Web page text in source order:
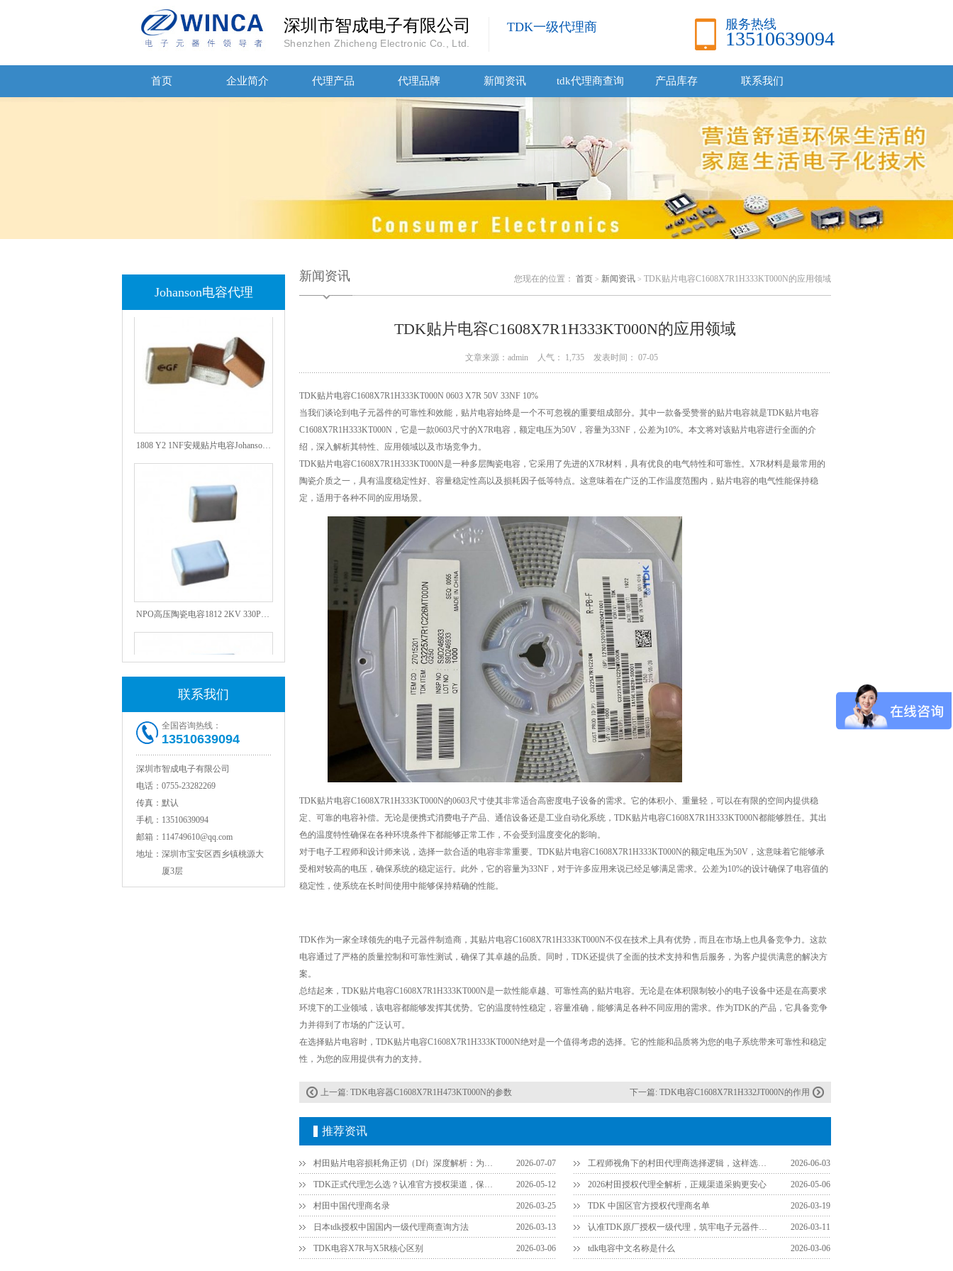
深圳市智成电子有限公司
Shenzhen Zhicheng Electronic Co., Ltd.
TDK一级代理商 服务热线
13510639094
首页 企业简介 代理产品 代理品牌 新闻资讯 tdk代理商查询 产品库存 联系我们
Johanson电容代理
1808 Y2 1NF安规贴片电容Johanson品牌
NPO高压陶瓷电容1812 2KV 330PF 5%精度
联系我们
全国咨询热线：
13510639094
深圳市智成电子有限公司
电话： 0755-23282269
传真： 默认
手机： 13510639094
邮箱： 114749610@qq.com
地址： 深圳市宝安区西乡镇桃源大
厦3层
新闻资讯 您现在的位置： 首页 > 新闻资讯 > TDK贴片电容C1608X7R1H333KT000N的应用领域
TDK贴片电容C1608X7R1H333KT000N的应用领域
文章来源：admin 人气： 1,735 发表时间： 07-05
TDK贴片电容C1608X7R1H333KT000N 0603 X7R 50V 33NF 10%
当我们谈论到电子元器件的可靠性和效能，贴片电容始终是一个不可忽视的重要组成部分。其中一款备受赞誉的贴片电容就是TDK贴片电容
C1608X7R1H333KT000N，它是一款0603尺寸的X7R电容，额定电压为50V，容量为33NF，公差为10%。本文将对该贴片电容进行全面的介
绍，深入解析其特性、应用领域以及市场竞争力。
TDK贴片电容C1608X7R1H333KT000N是一种多层陶瓷电容，它采用了先进的X7R材料，具有优良的电气特性和可靠性。X7R材料是最常用的
陶瓷介质之一，具有温度稳定性好、容量稳定性高以及损耗因子低等特点。这意味着在广泛的工作温度范围内，贴片电容的电气性能保持稳
定，适用于各种不同的应用场景。
TDK贴片电容C1608X7R1H333KT000N的0603尺寸使其非常适合高密度电子设备的需求。它的体积小、重量轻，可以在有限的空间内提供稳
定、可靠的电容补偿。无论是便携式消费电子产品、通信设备还是工业自动化系统，TDK贴片电容C1608X7R1H333KT000N都能够胜任。其出
色的温度特性确保在各种环境条件下都能够正常工作，不会受到温度变化的影响。
对于电子工程师和设计师来说，选择一款合适的电容非常重要。TDK贴片电容C1608X7R1H333KT000N的额定电压为50V，这意味着它能够承
受相对较高的电压，确保系统的稳定运行。此外，它的容量为33NF，对于许多应用来说已经足够满足需求。公差为10%的设计确保了电容值的
稳定性，使系统在长时间使用中能够保持精确的性能。
TDK作为一家全球领先的电子元器件制造商，其贴片电容C1608X7R1H333KT000N不仅在技术上具有优势，而且在市场上也具备竞争力。这款
电容通过了严格的质量控制和可靠性测试，确保了其卓越的品质。同时，TDK还提供了全面的技术支持和售后服务，为客户提供满意的解决方
案。
总结起来，TDK贴片电容C1608X7R1H333KT000N是一款性能卓越、可靠性高的贴片电容。无论是在体积限制较小的电子设备中还是在高要求
环境下的工业领域，该电容都能够发挥其优势。它的温度特性稳定，容量准确，能够满足各种不同应用的需求。作为TDK的产品，它具备竞争
力并得到了市场的广泛认可。
在选择贴片电容时，TDK贴片电容C1608X7R1H333KT000N绝对是一个值得考虑的选择。它的性能和品质将为您的电子系统带来可靠性和稳定
性，为您的应用提供有力的支持。
上一篇: TDK电容器C1608X7R1H473KT000N的参数 下一篇: TDK电容C1608X7R1H332JT000N的作用
推荐资讯
村田贴片电容损耗角正切（Df）深度解析：为什么说它是衡量品质的关键参数？ 2026-07-07 工程师视角下的村田代理商选择逻辑，这样选少走弯路 2026-06-03
TDK正式代理怎么选？认准官方授权渠道，保障供应链安全 2026-05-12 2026村田授权代理全解析，正规渠道采购更安心 2026-05-06
村田中国代理商名录 2026-03-25 TDK 中国区官方授权代理商名单 2026-03-19
日本tdk授权中国国内一级代理商查询方法 2026-03-13 认准TDK原厂授权一级代理，筑牢电子元器件采购品质防线 2026-03-11
TDK电容X7R与X5R核心区别 2026-03-06 tdk电容中文名称是什么 2026-03-06